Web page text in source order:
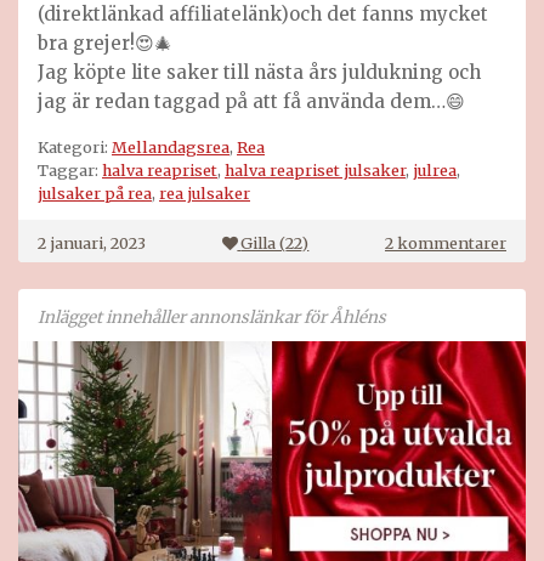
(direktlänkad affiliatelänk)och det fanns mycket
bra grejer!😍🎄
Jag köpte lite saker till nästa års juldukning och
jag är redan taggad på att få använda dem…😄
Kategori: Mellandagsrea, Rea
Taggar: halva reapriset, halva reapriset julsaker, julrea,
julsaker på rea, rea julsaker
2 januari, 2023 Gilla (22) 2 kommentarertill
Rea
på
Inlägget innehåller annonslänkar för Åhléns